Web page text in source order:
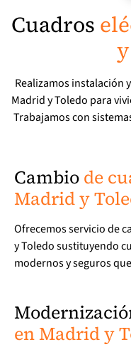
Cuadros
Realizamos instalación
Madrid y Toledo para
Trabajamos con
Cambio de
Madrid y
Ofrecemos servicio de
y Toledo sustituyendo
modernos y seguros
en Madrid y